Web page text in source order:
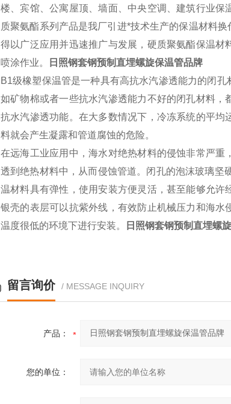
楼、宾馆、公寓屋顶、墙面、中央空调、建筑行业
质聚氨酯系列产品是我厂引进*技术生产的保温材料
得以广泛应用并迅速推广与发展，硬质聚氨酯保温
喷涂作业。
日照钢套钢预制直埋螺旋保温管品牌
B1级橡塑保温管是一种具有高抗水汽渗透能力的闭
如矿物棉或者一些抗水汽渗透能力不好的闭孔材料
抗水汽渗透功能。在大多数情况下，冷冻系统的平
料就会产生凝露和管道腐蚀的危险。
在远海工业应用中，海水对绝热材料的侵蚀非常严
透到绝热材料中，从而侵蚀管道。闭孔的泡沫玻璃坚
温材料具有弹性，使用安装方便灵活，甚至能够允
银壳的表层可以抗紫外线，有效防止机械压力和海
温度很低的环境下进行安装。
日照钢套钢预制直埋螺
留言询价 / MESSAGE INQUIRY
产品：
您的单位：